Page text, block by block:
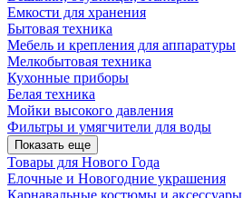
Емкости для хранения
Бытовая техника
Мебель и крепления для аппаратуры
Мелкобытовая техника
Кухонные приборы
Белая техника
Мойки высокого давления
Фильтры и умягчители для воды
Показать еще
Товары для Нового Года
Елочные и Новогодние украшения
Карнавальные костюмы и аксессуары